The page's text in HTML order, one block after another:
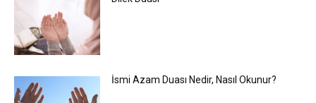
İsmi Azam Duası Nedir, Nasıl Okunur?